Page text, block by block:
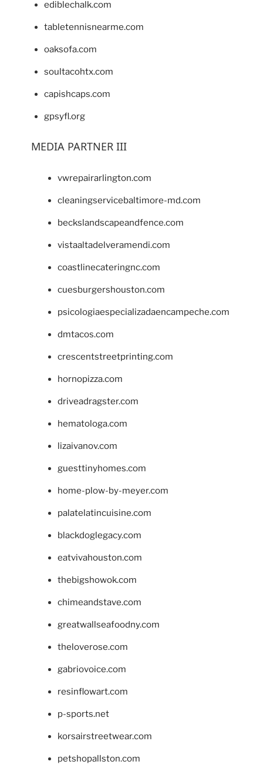
ediblechalk.com
tabletennisnearme.com
oaksofa.com
soultacohtx.com
capishcaps.com
gpsyfl.org
MEDIA PARTNER III
vwrepairarlington.com
cleaningservicebaltimore-md.com
beckslandscapeandfence.com
vistaaltadelveramendi.com
coastlinecateringnc.com
cuesburgershouston.com
psicologiaespecializadaencampeche.com
dmtacos.com
crescentstreetprinting.com
hornopizza.com
driveadragster.com
hematologa.com
lizaivanov.com
guesttinyhomes.com
home-plow-by-meyer.com
palatelatincuisine.com
blackdoglegacy.com
eatvivahouston.com
thebigshowok.com
chimeandstave.com
greatwallseafoodny.com
theloverose.com
gabriovoice.com
resinflowart.com
p-sports.net
korsairstreetwear.com
petshopallston.com